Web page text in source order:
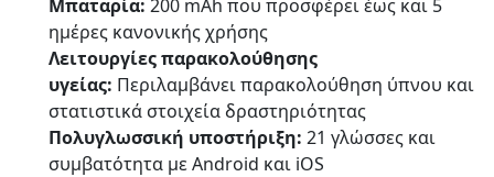
Μπαταρία: 200 mAh που προσφέρει έως και 5
ημέρες κανονικής χρήσης
Λειτουργίες παρακολούθησης
υγείας: Περιλαμβάνει παρακολούθηση ύπνου και
στατιστικά στοιχεία δραστηριότητας
Πολυγλωσσική υποστήριξη: 21 γλώσσες και
συμβατότητα με Android και iOS